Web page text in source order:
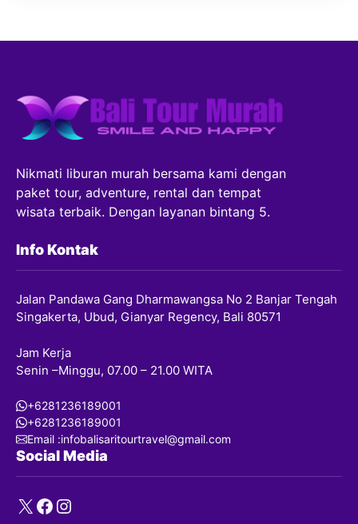
Nikmati liburan murah bersama kami dengan
paket tour, adventure, rental dan tempat
wisata terbaik. Dengan layanan bintang 5.
Info Kontak
Jalan Pandawa Gang Dharmawangsa No 2 Banjar Tengah
Singakerta, Ubud, Gianyar Regency, Bali 80571
Jam Kerja
Senin –Minggu, 07.00 – 21.00 WITA
+6281236189001
+6281236189001
Email :infobalisaritourtravel@gmail.com
Social Media
X Facebook
Instagram